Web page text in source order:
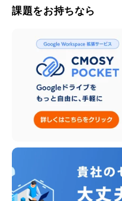
課題をお持ちなら